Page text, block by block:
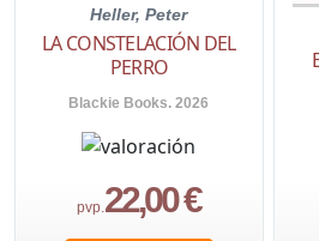
Heller, Peter
LA CONSTELACIÓN DEL
PERRO
Blackie Books. 2026
pvp.22,00 €